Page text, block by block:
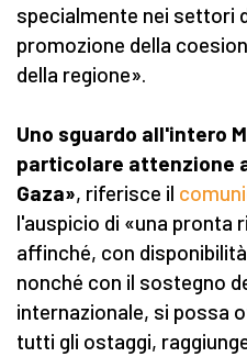
specialmente nei settori
promozione della
della regione».
Uno sguardo all'intero
particolare attenzione
Gaza», riferisce il
l'auspicio di «una pronta
affinché, con
nonché con il sostegno
internazionale, si possa
tutti gli ostaggi,